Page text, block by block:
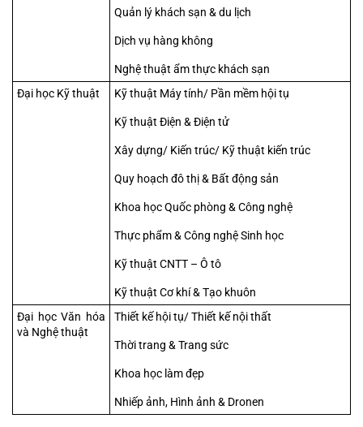
Quản lý khách sạn & du lịch
Dịch vụ hàng không
Nghệ thuật ẩm thực khách sạn
Đại học Kỹ thuật
Kỹ thuật Máy tính/ Pần mềm hội tụ
Kỹ thuật Điện & Điện tử
Xây dựng/ Kiến trúc/ Kỹ thuật kiến trúc
Quy hoạch đô thị & Bất động sản
Khoa học Quốc phòng & Công nghệ
Thực phẩm & Công nghệ Sinh học
Kỹ thuật CNTT – Ô tô
Kỹ thuật Cơ khí & Tạo khuôn
Đại học Văn hóa
và Nghệ thuật
Thiết kế hội tụ/ Thiết kế nội thất
Thời trang & Trang sức
Khoa học làm đẹp
Nhiếp ảnh, Hình ảnh & Dronen